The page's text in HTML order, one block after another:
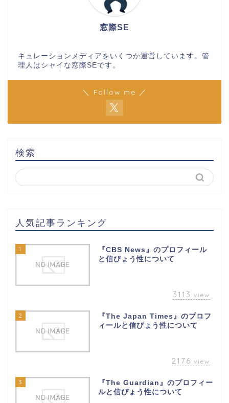
窓際SE
キュレーションメディアをいくつか運営しています。管
理人はシャイな窓際SEです。
＼ Follow me ／
検索
人気記事ランキング
1
『CBS News』のプロフィール
と信ぴょう性について
3113 view
2
『The Japan Times』のプロフ
ィールと信ぴょう性について
2176 view
3
『The Guardian』のプロフィー
ルと信ぴょう性について